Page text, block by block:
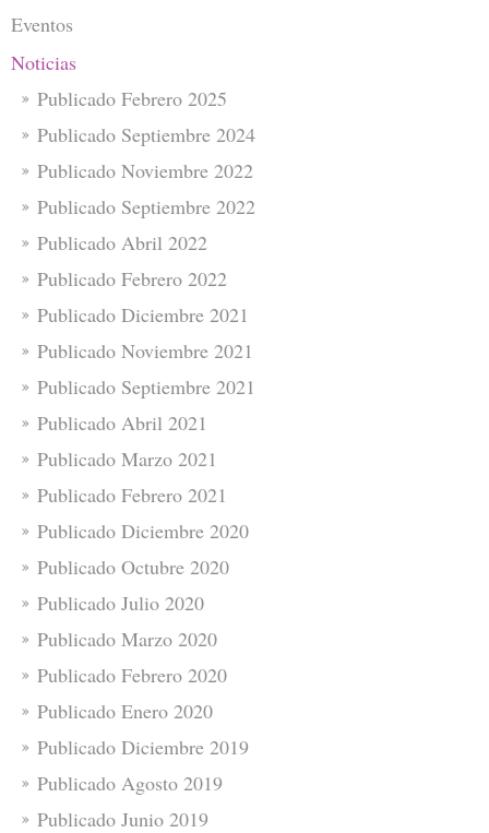
Eventos
Noticias
Publicado Febrero 2025
Publicado Septiembre 2024
Publicado Noviembre 2022
Publicado Septiembre 2022
Publicado Abril 2022
Publicado Febrero 2022
Publicado Diciembre 2021
Publicado Noviembre 2021
Publicado Septiembre 2021
Publicado Abril 2021
Publicado Marzo 2021
Publicado Febrero 2021
Publicado Diciembre 2020
Publicado Octubre 2020
Publicado Julio 2020
Publicado Marzo 2020
Publicado Febrero 2020
Publicado Enero 2020
Publicado Diciembre 2019
Publicado Agosto 2019
Publicado Junio 2019